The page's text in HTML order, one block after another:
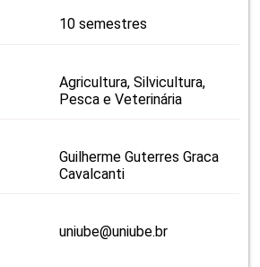
10 semestres
Agricultura, Silvicultura,
Pesca e Veterinária
Guilherme Guterres Graca
Cavalcanti
uniube@uniube.br